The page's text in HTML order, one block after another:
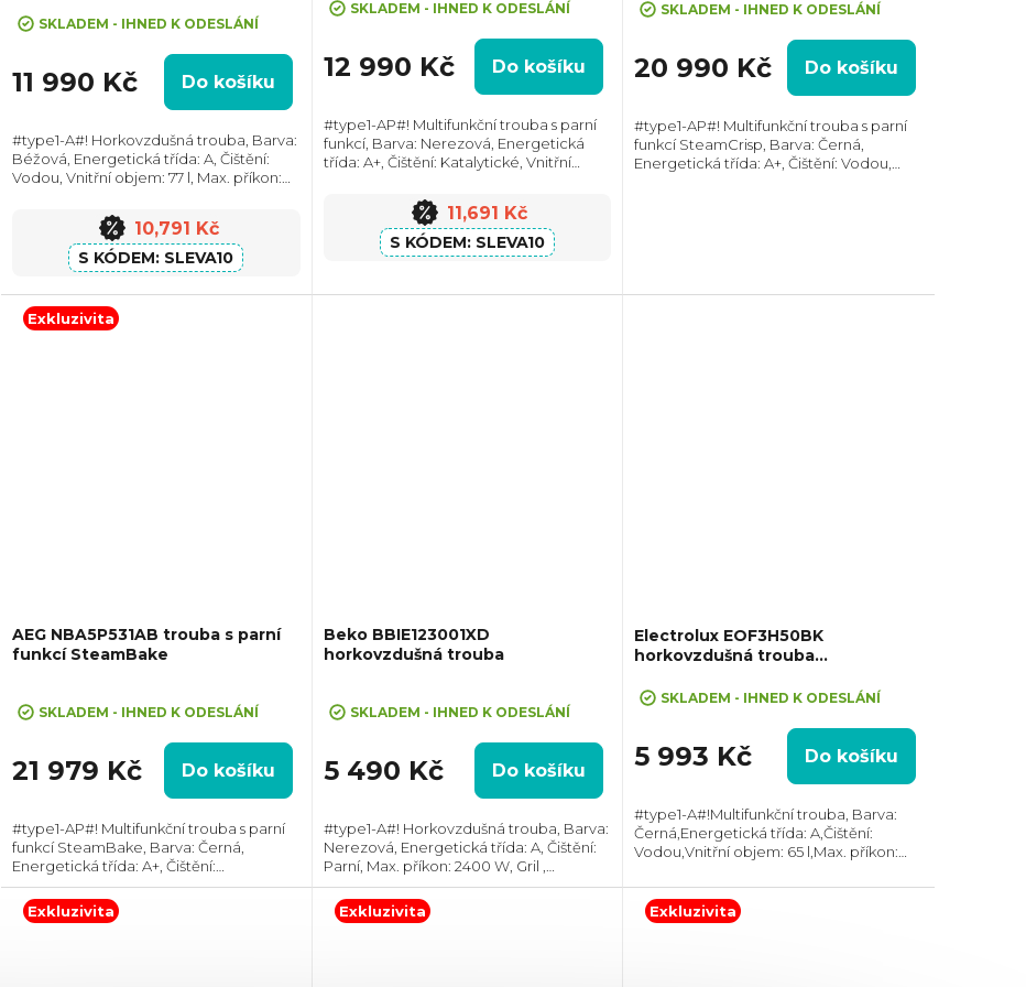
hodnocení
je
5,0
5
hvězdiček.
SKLADEM - IHNED K ODESLÁNÍ
11 990 Kč Do košíku
#type1-A#! Horkovzdušná trouba, Barva:
Béžová, Energetická třída: A, Čištění:
Vodou, Vnitřní objem: 77 l, Max. příkon:
(VxŠxH):595x595x564 mm, Výbava:...
10,791 Kč
SLEVA10
SKLADEM - IHNED K ODESLÁNÍ
12 990 Kč Do košíku
#type1-AP#! Multifunkční trouba s parní
funkcí, Barva: Nerezová, Energetická
třída: A+, Čištění: Katalytické, Vnitřní
Rozměry (VxŠxH): 597x595x564 mm,
11,691 Kč
SLEVA10
SKLADEM - IHNED K ODESLÁNÍ
20 990 Kč Do košíku
#type1-AP#! Multifunkční trouba s parní
funkcí SteamCrisp, Barva: Černá,
Energetická třída: A+, Čištění: Vodou,
Exkluzivita
AEG NBA5P531AB trouba s parní
funkcí SteamBake
hodnocení
je
5,0
5
hvězdiček.
SKLADEM - IHNED K ODESLÁNÍ
21 979 Kč Do košíku
#type1-AP#! Multifunkční trouba s parní
funkcí SteamBake, Barva: Černá,
Energetická třída: A+, Čištění:
Pyrolytické, Vnitřní objem: 71 l, Max.
příkon: 3500 W, Gril , Rozměry (VxŠxH):
595x595x567...
Beko BBIE123001XD
horkovzdušná trouba
hodnocení
je
5,0
5
hvězdiček.
SKLADEM - IHNED K ODESLÁNÍ
5 490 Kč Do košíku
#type1-A#! Horkovzdušná trouba, Barva:
Nerezová, Energetická třída: A, Čištění:
Parní, Max. příkon: 2400 W, Gril ,
Rozměry (VxŠxH):595x594x567 mm,
Výbava: Teleskopický výsuv, Počet skel
ve dvířkách: 2
Electrolux EOF3H50BK
horkovzdušná trouba
SKLADEM - IHNED K ODESLÁNÍ
5 993 Kč Do košíku
#type1-A#!Multifunkční trouba, Barva:
Černá,Energetická třída: A,Čištění:
Vodou,Vnitřní objem: 65 l,Max. příkon:
(VxŠxH):594×594×550 mm, Teplotní
rozsah: 50°C -...
Exkluzivita Exkluzivita Exkluzivita